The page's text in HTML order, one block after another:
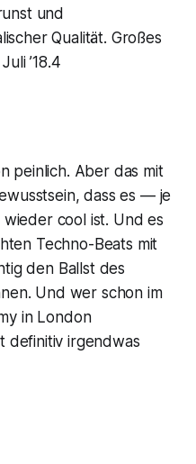
und
Qualität. Großes
’18.4
peinlich. Aber das mit
dass es — je
cool ist. Und es
Techno-Beats mit
den Ballst des
Und wer schon im
in London
definitiv irgendwas